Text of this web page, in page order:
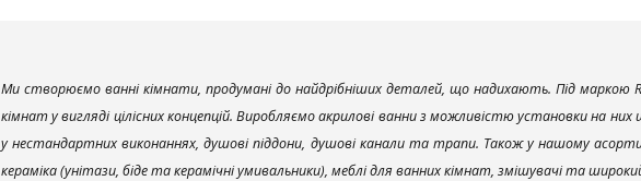
Ми створюємо ванні кімнати, продумані до найдрібніших деталей, що надихають. Під маркою
кімнат у вигляді цілісних концепцій. Виробляємо акрилові ванни з можливістю установки на
у нестандартних виконаннях, душові піддони, душові канали та трапи. Також у нашому
кераміка (унітази, біде та керамічні умивальники), меблі для ванних кімнат, змішувачі та